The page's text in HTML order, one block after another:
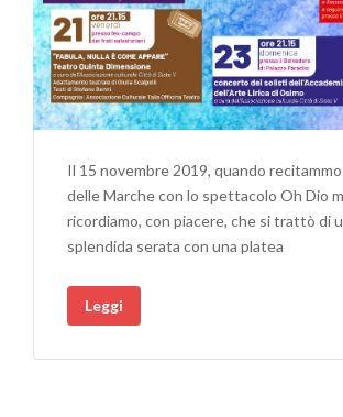
Il 15 novembre 2019, quando
delle Marche con lo spettacolo Oh Dio
ricordiamo, con piacere, che si trattò di
splendida serata con una platea
Leggi